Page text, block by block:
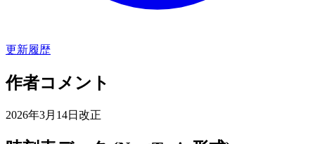
更新履歴
作者コメント
2026年3月14日改正